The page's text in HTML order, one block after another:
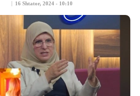
16 Shtator, 2024 - 10:10